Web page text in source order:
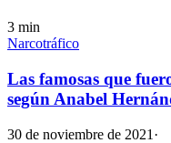
3 min
Narcotráfico
Las famosas que
según Anabel
30 de noviembre de 2021 ·